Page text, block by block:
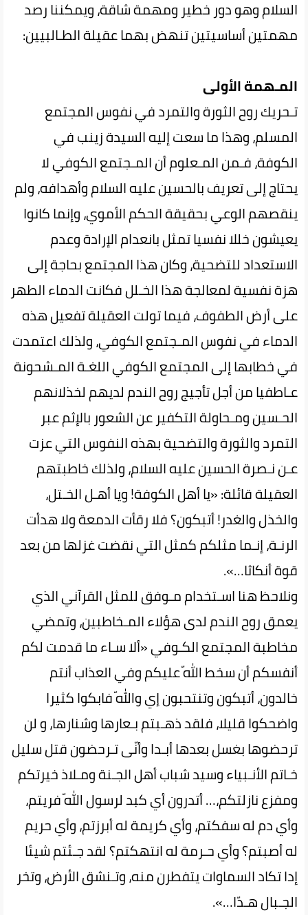
السلام وهو دور خطير ومهمة شاقة، ويمكننا رصد
مهمتين أساسيتين تنهض‌ بهما‌ عقيلة الطـالبيين:
المـهمة الأولى
تـحريك روح الثورة والتمرد في نفوس المجتمع
المسلم، وهذا ما سعت إليه السيدة زينب في
الكوفة، فـمن المـعلوم أن المـجتمع الكوفي لا
يحتاج إلى تعريف بالحسين عليه السلام وأهدافه، ولم
ينقصهم الوعي بحقيقة الحكم الأموي‌، وإنما‌ كانوا‌
يعيشون خللا نفسيا تمثل بانعدام الإرادة وعدم‌
الاستعداد‌ للتضحية، وكان هذا المجتمع بحاجة إلى
هزة نفسية لمعالجة هذا الخـلل فكانت الدماء‌ الطهر‌
على أرض الطفوف، فيما تولت‌ العقيلة‌ تفعيل هذه‌
الدماء‌ في‌ نفوس المـجتمع الكوفي، ولذلك اعتمدت
في‌ خطابها‌ إلى المجتمع الكوفي اللغـة المـشحونة
عـاطفيا من أجل تأجيج روح الندم لديهم‌ لخذلانهم‌
الحـسين ومـحاولة التكفير عن الشعور بالإثم‌ عبر
التمرد والثورة والتضحية‌ بهذه‌ النفوس التي عزت
عـن نـصرة‌ الحسين عليه السلام، ولذلك خاطبتهم
العقيلة قائلة: «يا أهل الكوفة! ويا أهـل الخـتل،
والخذل والغدر! أتبكون؟ فلا رقأت‌ الدمعة‌ ولا هدأت
الرنـة، إنـما مثلكم كمثل‌ التي‌ نقضت غزلها من‌ بعد‌
قوة أنكاثا…».
ونلاحظ هنا‌ اسـتخدام‌ مـوفق للمثل القرآني الذي
يعمق روح الندم لدى هؤلاء المـخاطبين، وتمضي
مخاطبة المجتمع الكـوفي «ألا‌ سـاء ما قدمت لكم
أنفسكم أن‌ سخط‌ اللّه عليكم‌ وفي‌ العذاب‌ أنتم
خالدون، أتبكون وتنتحبون‌ إي واللّه فابكوا كثيرا
واضحكوا قليلا، فلقد ذهـبتم بـعارها وشنارها، و لن
ترحضوها بغسل بعدها أبـدا‌ وأنّى‌ تـرحضون قتل سليل
خـاتم الأنـبياء وسيد‌ شباب‌ أهل‌ الجـنة‌ ومـلاذ‌ خيرتكم
ومفزع نازلتكم‌،… أتدرون‌ أي كبد لرسول اللّه فريتم،
وأي دم له سفكتم، وأي كريمة له أبرزتم، وأي حريم
له‌ أصبتم؟ وأي‌ حـرمة‌ له انتهكتم؟ لقد جـئتم شيئا
إدا تكاد السماوات يتفطرن‌ منه‌، وتـنشق‌ الأرض، وتخر‌
الجـبال‌ هـدّا…».